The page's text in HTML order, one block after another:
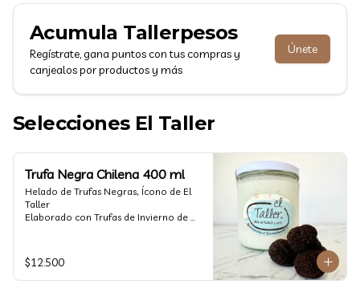
Acumula Tallerpesos
Regístrate, gana puntos con tus compras y
canjealos por productos y más
Únete
Selecciones El Taller
Trufa Negra Chilena 400 ml
Helado de Trufas Negras, Ícono de El
Taller
Elaborado con Trufas de Invierno de
cremoso y con un delicado proceso
para obtener una experiencia
impresionante!! Formato 400 ml
$12.500